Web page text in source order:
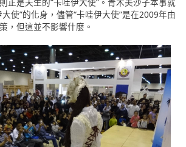
使”的化身，儘管“卡哇伊大使”是在2009年由
，但這並不影響什麼。